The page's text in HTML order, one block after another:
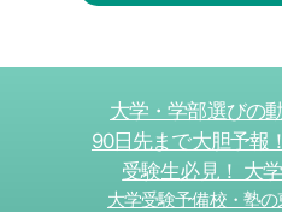
大学・学部選びの
90日先まで大胆予報
受験生必見！ 大
大学受験予備校・塾